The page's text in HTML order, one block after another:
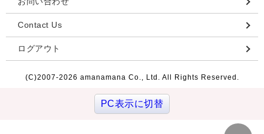
Contact Us
ログアウト
(C)2007-2026 amanamana Co., Ltd. All Rights Reserved.
PC表示に切替